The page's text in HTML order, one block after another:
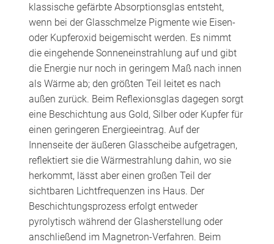
klassische gefärbte Absorptionsglas entsteht,
wenn bei der Glasschmelze Pigmente wie Eisen-
oder Kupferoxid beigemischt werden. Es nimmt
die eingehende Sonneneinstrahlung auf und gibt
die Energie nur noch in geringem Maß nach innen
als Wärme ab; den größten Teil leitet es nach
außen zurück. Beim Reflexionsglas dagegen sorgt
eine Beschichtung aus Gold, Silber oder Kupfer für
einen geringeren Energieeintrag. Auf der
Innenseite der äußeren Glasscheibe aufgetragen,
reflektiert sie die Wärmestrahlung dahin, wo sie
herkommt, lässt aber einen großen Teil der
sichtbaren Lichtfrequenzen ins Haus. Der
Beschichtungsprozess erfolgt entweder
pyrolytisch während der Glasherstellung oder
anschließend im Magnetron-Verfahren. Beim